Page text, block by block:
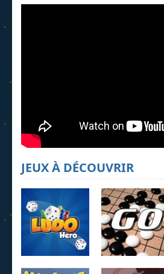
JEUX À DÉCOUVRIR